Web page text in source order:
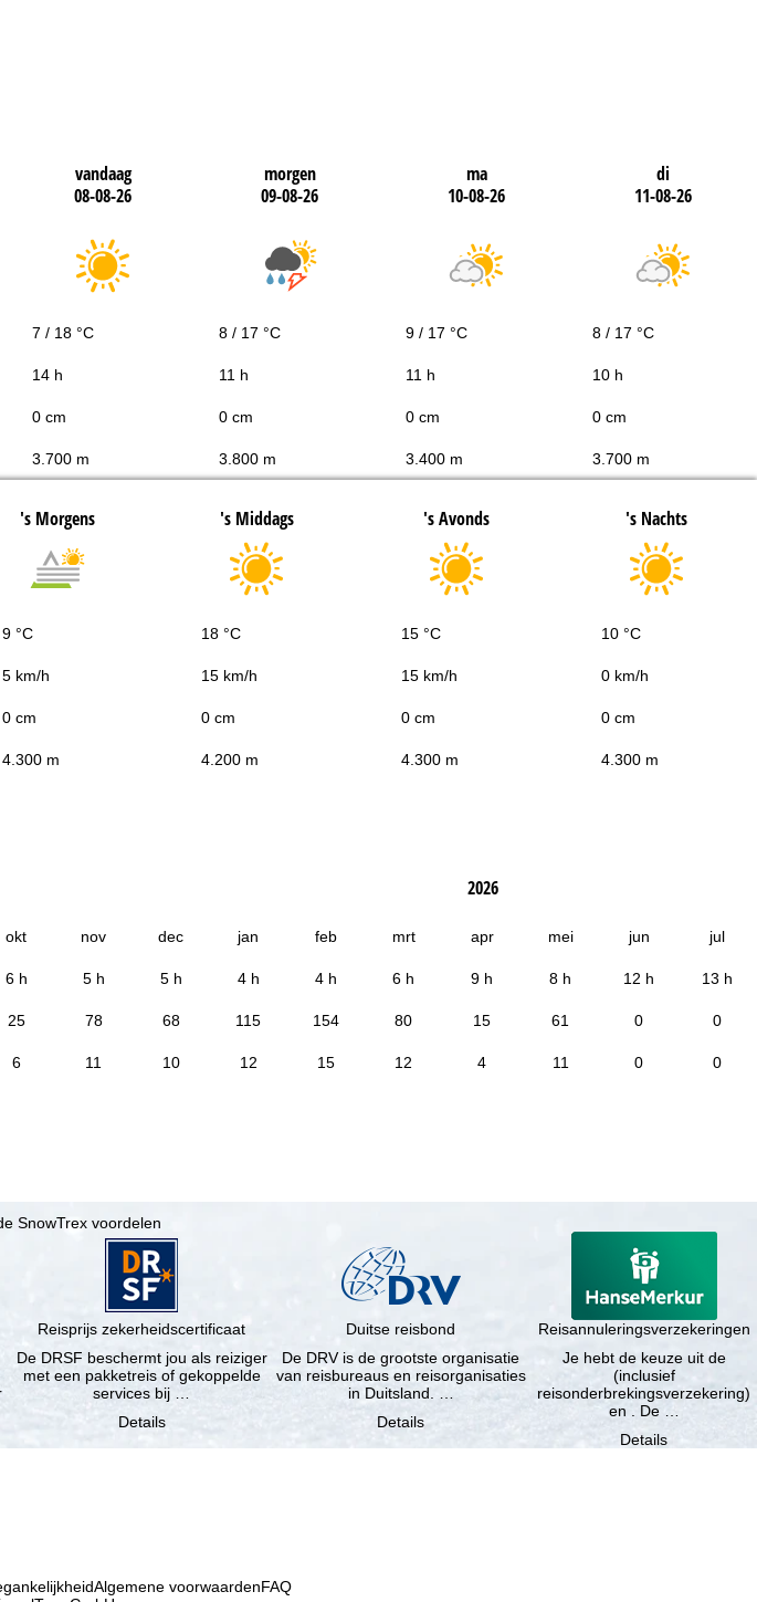
vandaag
08-08-26
morgen
09-08-26
ma
10-08-26
di
11-08-26
7 / 18 °C 8 / 17 °C 9 / 17 °C 8 / 17 °C
14 h 11 h 11 h 10 h
0 cm 0 cm 0 cm 0 cm
3.700 m 3.800 m 3.400 m 3.700 m
's Morgens 's Middags 's Avonds 's Nachts
9 °C 18 °C 15 °C 10 °C
5 km/h 15 km/h 15 km/h 0 km/h
0 cm 0 cm 0 cm 0 cm
4.300 m 4.200 m 4.300 m 4.300 m
2026
okt nov dec jan feb mrt apr mei jun jul
6 h 5 h 5 h 4 h 4 h 6 h 9 h 8 h 12 h 13 h
25 78 68 115 154 80 15 61 0 0
6 11 10 12 15 12 4 11 0 0
SnowTrex voordelen
Reisprijs zekerheidscertificaat
De DRSF beschermt jou als reiziger
met een pakketreis of gekoppelde
services bij …
Details
Duitse reisbond
De DRV is de grootste organisatie
van reisbureaus en reisorganisaties
in Duitsland. …
Details
Reisannuleringsverzekeringen
Je hebt de keuze uit de
(inclusief
reisonderbrekingsverzekering)
en . De …
Details
Algemene voorwaardenFAQ